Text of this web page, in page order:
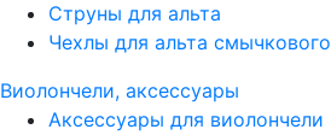
Струны для альта
Чехлы для альта смычкового
Виолончели, аксессуары
Аксессуары для виолончели